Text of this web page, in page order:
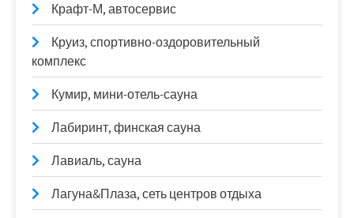
Крафт-М, автосервис
Круиз, спортивно-оздоровительный
комплекс
Кумир, мини-отель-сауна
Лабиринт, финская сауна
Лавиаль, сауна
Лагуна&Плаза, сеть центров отдыха